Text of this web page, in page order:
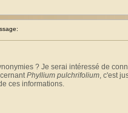
? Je serai intéressé de
Phyllium pulchrifolium, c'est
ces informations.